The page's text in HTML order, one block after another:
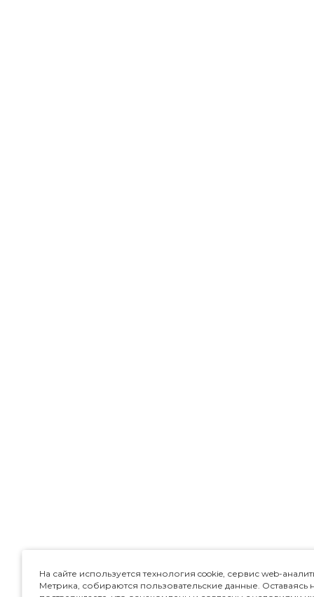
На сайте используется технология cookie, сервис web-
Метрика, собираются пользовательские данные. Оставаясь